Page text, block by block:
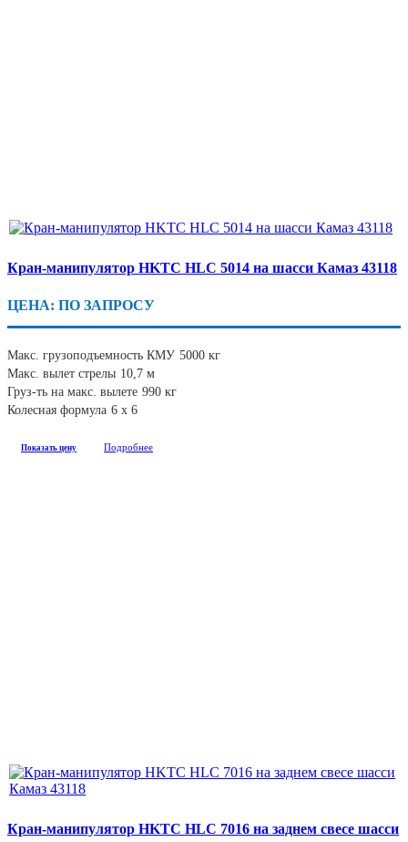
Кран-манипулятор HKTC HLC 5014 на шасси Камаз 43118
ЦЕНА: ПО ЗАПРОСУ
Макс. грузоподъемность КМУ 5000 кг
Макс. вылет стрелы 10,7 м
Груз-ть на макс. вылете 990 кг
Колесная формула 6 х 6
Показать цену Подробнее
Кран-манипулятор HKTC HLC 7016 на заднем свесе шасси